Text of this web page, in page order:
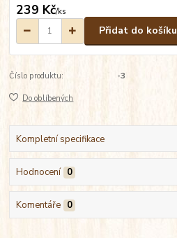
239 Kč/ks
Přidat do košíku
Číslo produktu: -3
Do oblíbených
Kompletní specifikace
Hodnocení 0
Komentáře 0